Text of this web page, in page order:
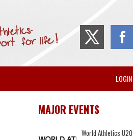
LOGIN
MAJOR EVENTS
World Athletics